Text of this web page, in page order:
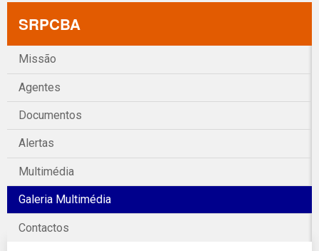
SRPCBA
Missão
Agentes
Documentos
Alertas
Multimédia
Galeria Multimédia
Contactos